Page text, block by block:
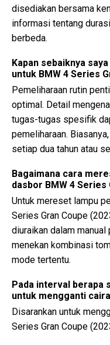
disediakan bersama
informasi tentang
berbeda.
Kapan sebaiknya
untuk BMW 4 Series
Pemeliharaan rutin
optimal. Detail
tugas-tugas spesifik
pemeliharaan.
setiap dua tahun atau
Bagaimana cara
dasbor BMW 4 Series
Untuk mereset lampu
Series Gran Coupe
diuraikan dalam
menekan kombinasi
mode tertentu.
Pada interval berapa
untuk mengganti
Disarankan untuk
Series Gran Coupe